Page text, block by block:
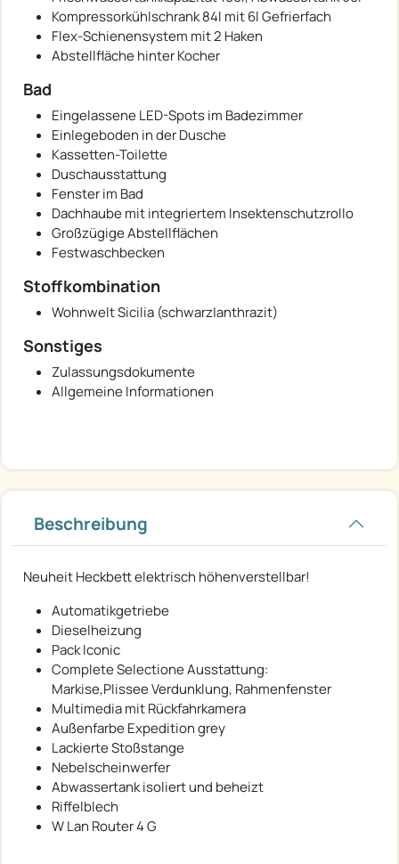
Kompressorkühlschrank 84l mit 6l Gefrierfach
Flex-Schienensystem mit 2 Haken
Abstellfläche hinter Kocher
Bad
Eingelassene LED-Spots im Badezimmer
Einlegeboden in der Dusche
Kassetten-Toilette
Duschausstattung
Fenster im Bad
Dachhaube mit integriertem Insektenschutzrollo
Großzügige Abstellflächen
Festwaschbecken
Stoffkombination
Wohnwelt Sicilia (schwarz|anthrazit)
Sonstiges
Zulassungsdokumente
Allgemeine Informationen
Beschreibung
Neuheit Heckbett elektrisch höhenverstellbar!
Automatikgetriebe
Dieselheizung
Pack Iconic
Complete Selectione Ausstattung:
Markise,Plissee Verdunklung, Rahmenfenster
Multimedia mit Rückfahrkamera
Außenfarbe Expedition grey
Lackierte Stoßstange
Nebelscheinwerfer
Abwassertank isoliert und beheizt
Riffelblech
W Lan Router 4 G